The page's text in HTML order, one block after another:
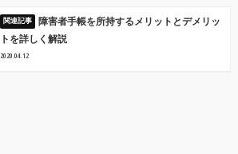
障害者手帳を所持するメリットとデメリッ
トを詳しく解説
2020.04.12